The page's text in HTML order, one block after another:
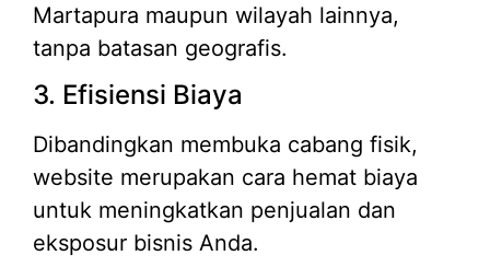
Martapura maupun wilayah lainnya,
tanpa batasan geografis.
3. Efisiensi Biaya
Dibandingkan membuka cabang fisik,
website merupakan cara hemat biaya
untuk meningkatkan penjualan dan
eksposur bisnis Anda.